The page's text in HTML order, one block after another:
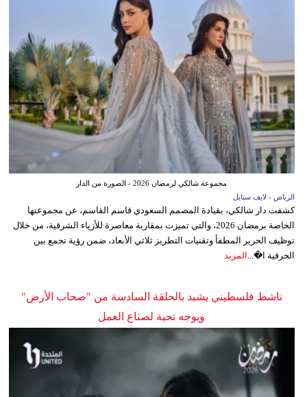
مجموعة شالكي لرمضان 2026 - الصورة من الدار
الرياض - لايف ستايل
كشفت دار شالكي، بقيادة المصمم السعودي قاسم القاسم، عن مجموعتها
الخاصة برمضان 2026، والتي تميزت بمقاربة معاصرة للأزياء الشرقية، من خلال
توظيف الحرير المطفأ وتقنيات التطريز ثلاثي الأبعاد، ضمن رؤية تجمع بين
الحرفية ا�... المزيد
ناشط فلسطيني يشيد بالحلقة السادسة من "صحاب الأرض"
ويوجه تحية لصناع العمل